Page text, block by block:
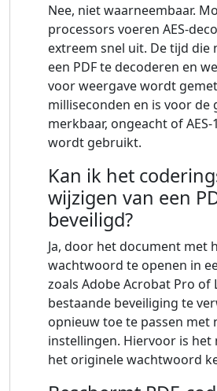
Nee, niet waarneembaar.
processors voeren AES-
extreem snel uit. De tijd die
een ​​PDF te decoderen en
voor weergave wordt
milliseconden en is voor de
merkbaar, ongeacht of AES-
wordt gebruikt.
Kan ik het
wijzigen van een
beveiligd?
Ja, door het document met
wachtwoord te openen in
zoals Adobe Acrobat Pro of
bestaande beveiliging te
opnieuw toe te passen met
instellingen. Hiervoor is het
het originele wachtwoord